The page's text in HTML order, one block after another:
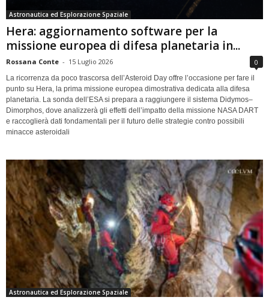
Astronautica ed Esplorazione Spaziale
Hera: aggiornamento software per la
missione europea di difesa planetaria in...
Rossana Conte - 15 Luglio 2026 0
La ricorrenza da poco trascorsa dell’Asteroid Day offre l’occasione per fare il
punto su Hera, la prima missione europea dimostrativa dedicata alla difesa
planetaria. La sonda dell’ESA si prepara a raggiungere il sistema Didymos–
Dimorphos, dove analizzerà gli effetti dell’impatto della missione NASA DART
e raccoglierà dati fondamentali per il futuro delle strategie contro possibili
minacce asteroidali
Astronautica ed Esplorazione Spaziale